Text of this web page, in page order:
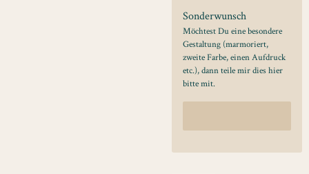
Sonderwunsch
Möchtest Du eine besondere
Gestaltung (marmoriert,
zweite Farbe, einen Aufdruck
etc.), dann teile mir dies hier
bitte mit.